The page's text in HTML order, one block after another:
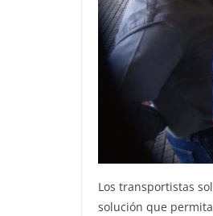
Los transportistas
solución que